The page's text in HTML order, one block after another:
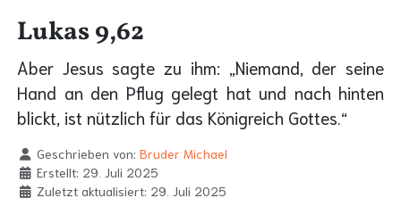
Lukas 9,62
Aber Jesus sagte zu ihm: „Niemand, der seine
Hand an den Pflug gelegt hat und nach hinten
blickt, ist nützlich für das Königreich Gottes.“
Geschrieben von: Bruder Michael
Erstellt: 29. Juli 2025
Zuletzt aktualisiert: 29. Juli 2025